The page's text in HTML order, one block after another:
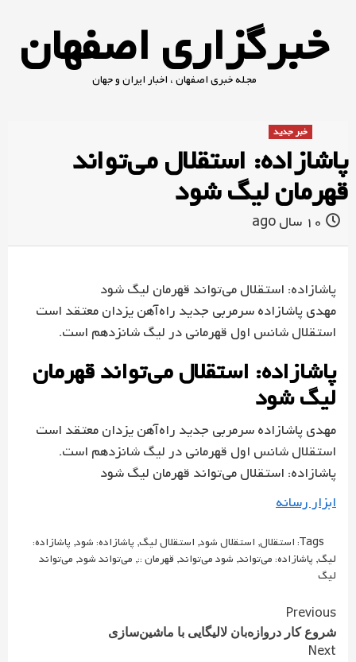
contentخبرگزاری اصفهان
مجله خبری اصفهان ، اخبار ایران و جهان
خبر جدید
پاشازاده: استقلال می‌تواند
قهرمان لیگ شود
پاشازاده: استقلال می‌تواند قهرمان لیگ شود
مهدی پاشازاده سرمربی جدید راه‌آهن یزدان معتقد است
استقلال شانس اول قهرمانی در لیگ شانزدهم است.
پاشازاده: استقلال می‌تواند قهرمان
لیگ شود
مهدی پاشازاده سرمربی جدید راه‌آهن یزدان معتقد است
استقلال شانس اول قهرمانی در لیگ شانزدهم است.
پاشازاده: استقلال می‌تواند قهرمان لیگ شود
ابزار رسانه
Tags: استقلال, استقلال شود, استقلال لیگ, پاشازاده: شود, پاشازاده:
لیگ, پاشازاده: می‌تواند, شود می‌تواند, قهرمان ::, می‌تواند شود, می‌تواند
لیگ
Continue
Reading
Previous
شروع کار دروازه‌بان لالیگایی با ماشین‌سازی
Next